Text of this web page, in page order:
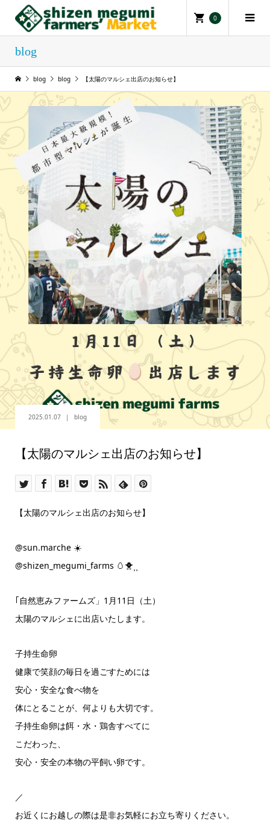
0
blog
blog blog 【太陽のマルシェ出店のお知らせ‪】‪
2025.01.07 blog
【太陽のマルシェ出店のお知らせ‪】‪
【太陽のマルシェ出店のお知らせ‪】‪
@sun.marche ☀️
@shizen_megumi_farms 🥚‪🐥⸒⸒
｢自然恵みファームズ」1月11日（土）
太陽のマルシェに出店いたします。
子持生命卵
健康で笑顔の毎日を過ごすためには
安心・安全な食べ物を
体にとることが、何よりも大切です。
子持生命卵は餌・水・鶏舎すべてに
こだわった、
安心・安全の本物の平飼い卵です。
／
お近くにお越しの際は是非お気軽にお立ち寄りください。